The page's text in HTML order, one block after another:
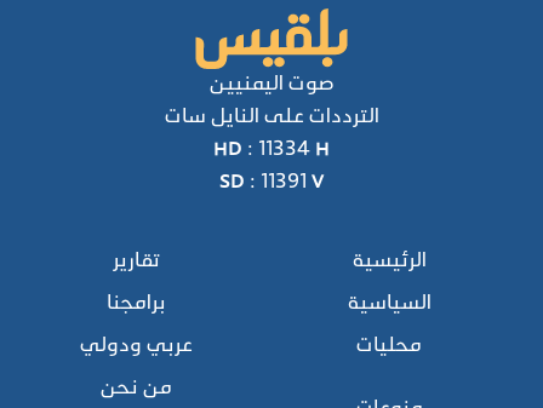
صوت اليمنيين
الترددات على النايل سات
HD : 11334 H
SD : 11391 V
الرئيسية
السياسية
محليات
تقارير
برامجنا
عربي ودولي
من نحن